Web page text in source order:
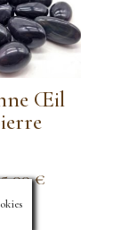
Œil
5,00€